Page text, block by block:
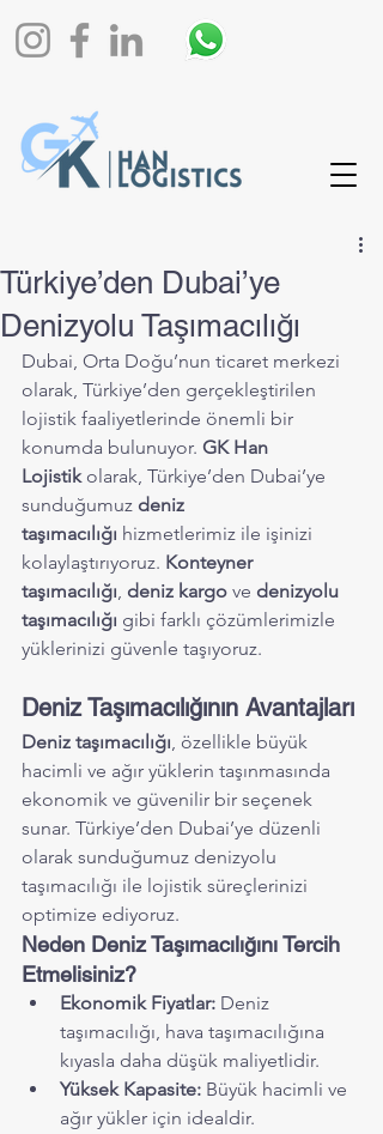
Türkiye’den Dubai’ye
Denizyolu Taşımacılığı
Dubai, Orta Doğu’nun ticaret merkezi
olarak, Türkiye’den gerçekleştirilen
lojistik faaliyetlerinde önemli bir
konumda bulunuyor. GK Han
Lojistik olarak, Türkiye’den Dubai’ye
sunduğumuz deniz
taşımacılığı hizmetlerimiz ile işinizi
kolaylaştırıyoruz. Konteyner
taşımacılığı, deniz kargo ve denizyolu
taşımacılığı gibi farklı çözümlerimizle
yüklerinizi güvenle taşıyoruz.
Deniz Taşımacılığının Avantajları
Deniz taşımacılığı, özellikle büyük
hacimli ve ağır yüklerin taşınmasında
ekonomik ve güvenilir bir seçenek
sunar. Türkiye’den Dubai’ye düzenli
olarak sunduğumuz denizyolu
taşımacılığı ile lojistik süreçlerinizi
optimize ediyoruz.
Neden Deniz Taşımacılığını Tercih
Etmelisiniz?
Ekonomik Fiyatlar: Deniz
taşımacılığı, hava taşımacılığına
kıyasla daha düşük maliyetlidir.
Yüksek Kapasite: Büyük hacimli ve
ağır yükler için idealdir.